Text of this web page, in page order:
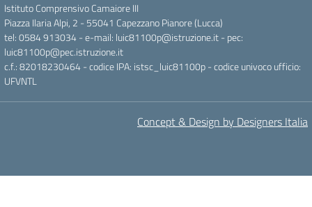
Istituto Comprensivo Camaiore III
Piazza Ilaria Alpi, 2 - 55041 Capezzano Pianore (Lucca)
tel: 0584 913034 - e-mail: luic81100p@istruzione.it - pec:
luic81100p@pec.istruzione.it
c.f.: 82018230464 - codice IPA: istsc_luic81100p - codice univoco ufficio:
UFVNTL
Concept & Design by Designers Italia